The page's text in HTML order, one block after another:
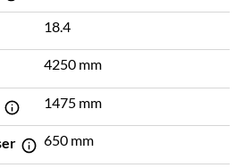
18.4
4250 mm
1475 mm
650 mm